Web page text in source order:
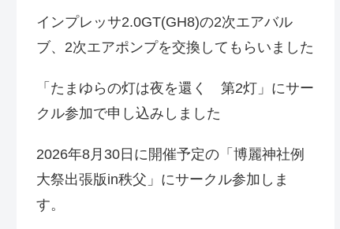
インプレッサ2.0GT(GH8)の2次エアバル
ブ、2次エアポンプを交換してもらいました
「たまゆらの灯は夜を還く 第2灯」にサー
クル参加で申し込みしました
2026年8月30日に開催予定の「博麗神社例
大祭出張版in秩父」にサークル参加しま
す。